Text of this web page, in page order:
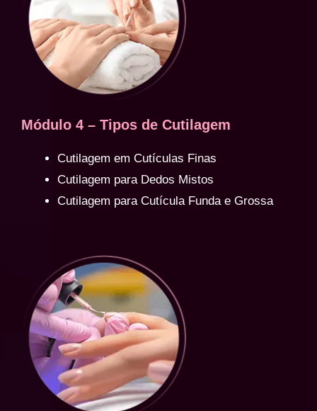
Módulo 4 – Tipos de Cutilagem
Cutilagem em Cutículas Finas
Cutilagem para Dedos Mistos
Cutilagem para Cutícula Funda e Grossa